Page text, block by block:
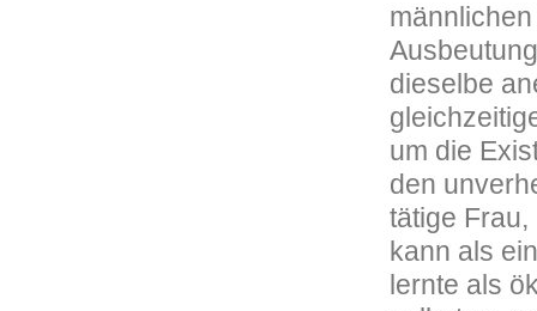
dieselbe
um die
den
tätige
kann als
lernte als